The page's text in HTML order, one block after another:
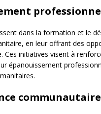
dans la formation et le
en leur offrant des
Ces initiatives visent à
épanouissement
communautaire